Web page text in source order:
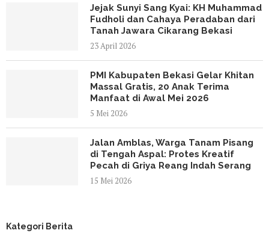
Jejak Sunyi Sang Kyai: KH Muhammad
Fudholi dan Cahaya Peradaban dari
Tanah Jawara Cikarang Bekasi
23 April 2026
PMI Kabupaten Bekasi Gelar Khitan
Massal Gratis, 20 Anak Terima
Manfaat di Awal Mei 2026
5 Mei 2026
Jalan Amblas, Warga Tanam Pisang
di Tengah Aspal: Protes Kreatif
Pecah di Griya Reang Indah Serang
15 Mei 2026
Kategori Berita